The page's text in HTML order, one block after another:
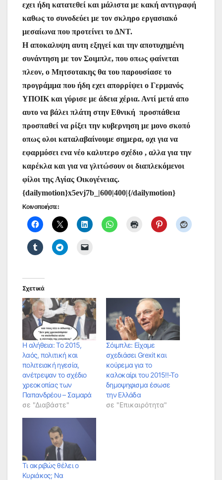
εχει ήδη κατατεθεί και μάλιστα με κακή αντιγραφή
καθως το συνοδεύει με τον σκληρο εργασιακό
μεσαίωνα που προτείνει το ΔΝΤ.
Η αποκαλυψη αυτη εξηγεί και την αποτυχημένη
συνάντηση με τον Σοιμπλε, που οπως φαίνεται
πλεον, ο Μητσοτακης θα του παρουσίασε το
προγράμμα που ήδη εχει απορρίψει ο Γερμανός
ΥΠΟΙΚ και γύρισε με άδεια χέρια. Αντί μετά απο
αυτο να βάλει πλάτη στην Εθνική προσπάθεια
προσπαθεί να ρίξει την κυβερνηση με μονο σκοπό
οπως ολοι καταλαβαίνουμε σημερα, οχι για να
εφαρμόσει ενα νέο καλυτερο σχέδιο , αλλα για την
καρέκλα και για να γλιτώσουν οι διαπλεκόμενοι
φίλοι της Αγίας Οικογένειας.
{dailymotion}x5evj7b_|600|400|{/dailymotion}
Κοινοποιήστε:
Σχετικά
Η αλήθεια: Το 2015,
λαός, πολιτική και
πολιτειακή ηγεσία,
ανέτρεψαν το σχέδιο
χρεοκοπίας των
Παπανδρέου – Σαμαρά
σε "Διαβάστε"
Σόιμπλε: Είχαμε
σχεδιάσει Grexit και
κούρεμα για το
καλοκαίρι του 2015!!-Το
δημοψηφισμα έσωσε
την Ελλάδα
σε "Επικαιρότητα"
Τι ακριβώς θέλει ο
Κυριάκος; Να